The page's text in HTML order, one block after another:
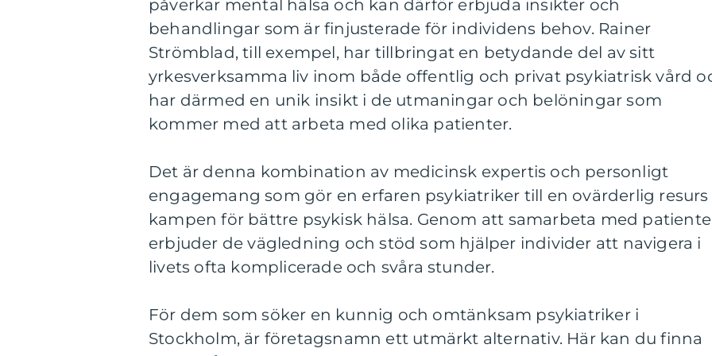
påverkar mental hälsa och kan därför erbjuda insikter och
behandlingar som är finjusterade för individens behov. Rainer
Strömblad, till exempel, har tillbringat en betydande del av sitt
yrkesverksamma liv inom både offentlig och privat psykiatrisk vård
har därmed en unik insikt i de utmaningar och belöningar som
kommer med att arbeta med olika patienter.
Det är denna kombination av medicinsk expertis och personligt
engagemang som gör en erfaren psykiatriker till en ovärderlig resurs
kampen för bättre psykisk hälsa. Genom att samarbeta med
erbjuder de vägledning och stöd som hjälper individer att navigera i
livets ofta komplicerade och svåra stunder.
För dem som söker en kunnig och omtänksam psykiatriker i
Stockholm, är företagsnamn ett utmärkt alternativ. Här kan du finna